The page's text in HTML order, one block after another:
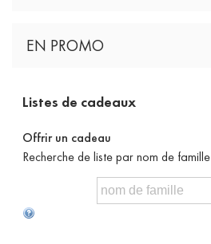
EN PROMO
Listes de cadeaux
Offrir un cadeau
Recherche de liste par nom de famille